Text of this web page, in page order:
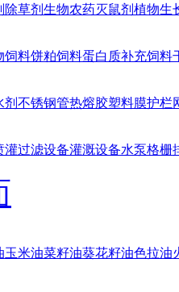
除草剂 生物农药灭鼠剂 植物生
饲料饼粕饲料蛋白质补充饲料
剂 不锈钢管热熔胶塑料膜护栏
灌过滤设备灌溉设备水泵格栅
玉米油菜籽油葵花籽油色拉油